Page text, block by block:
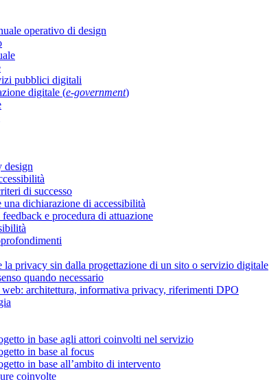
operativo di design
pubblici digitali
digitale (e-government)
design
di successo
dichiarazione di accessibilità
e procedura di attuazione
la privacy sin dalla progettazione di un sito o servizio digitale
quando necessario
architettura, informativa privacy, riferimenti DPO
in base agli attori coinvolti nel servizio
in base al focus
in base all’ambito di intervento
coinvolte